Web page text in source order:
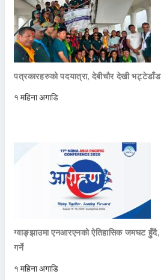
पत्रकारहरुको पदयात्रा, देबीचौर देखी
१ महिना अगाडि
ग्वाङ्झाउमा एनआरएनको ऐतिहासिक जमघट हुँदै,
गर्ने
१ महिना अगाडि